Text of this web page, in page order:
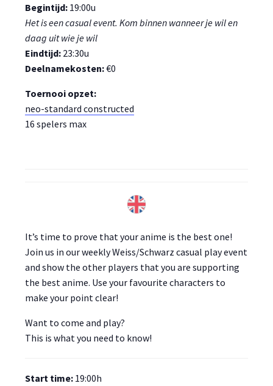
Begintijd: 19:00u
Het is een casual event. Kom binnen wanneer je wil en
daag uit wie je wil
Eindtijd: 23:30u
Deelnamekosten:€0
Toernooi opzet:
neo-standard constructed
16 spelers max
It’s time to prove that your anime is the best one!
Join us in our weekly Weiss/Schwarz casual play event
and show the other players that you are supporting
the best anime. Use your favourite characters to
make your point clear!
Want to come and play?
This is what you need to know!
Start time: 19:00h